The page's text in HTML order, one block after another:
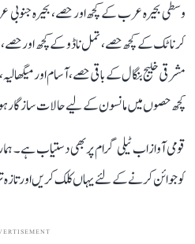
وسطی بحیرہ عرب کے کچھ اور حصے، بحیرہ
کرناٹک کے کچھ حصے، تمل ناڈو کے کچھ اور
مشرقی خلیج بنگال کے باقی حصے، آسام اور
کچھ حصوں میں مانسون کے لیے حالات سازگار
قومی آواز اب ٹیلی گرام پر بھی دستیاب ہے۔
کو جوائن کرنے کے لئے یہاں کلک کریں اور